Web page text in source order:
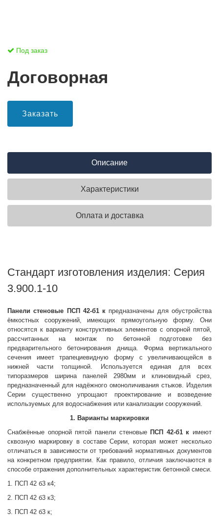
Под заказ
Договорная
Заказать
Описание
Характеристики
Оплата и доставка
Стандарт изготовления изделия: Серия
3.900.1-10
Панели стеновые ПСП 42-б1 к предназначены для обустройства
ёмкостных сооружений, имеющих прямоугольную форму. Они
относятся к варианту конструктивных элементов с опорной пятой,
рассчитанных на монтаж по бетонной подготовке без
предварительного бетонирования днища. Форма вертикального
сечения имеет трапециевидную форму с увеличивающейся в
нижней части толщиной. Используется единая для всех
типоразмеров ширина панелей 2980мм и клиновидный срез,
предназначенный для надёжного омоноличивания стыков. Изделия
Серии существенно упрощают проектирование и возведение
используемых для водоснабжения или канализации сооружений.
1. Варианты маркировки
Снабжённые опорной пятой панели стеновые ПСП 42-б1 к имеют
сквозную маркировку в составе Серии, которая может несколько
отличаться в зависимости от требований нормативных документов
на конкретном предприятии. Как правило, отличия заключаются в
способе отражения дополнительных характеристик бетонной смеси.
1. ПСП 42 б3 к4;
2. ПСП 42 б3 к3;
3. ПСП 42 б3 к;